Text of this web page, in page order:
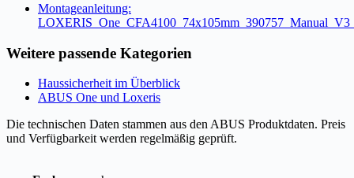
Montageanleitung:
Weitere passende Kategorien
Haussicherheit im Überblick
ABUS One und Loxeris
Die technischen Daten stammen aus den ABUS Produktdaten. Preis
und Verfügbarkeit werden regelmäßig geprüft.